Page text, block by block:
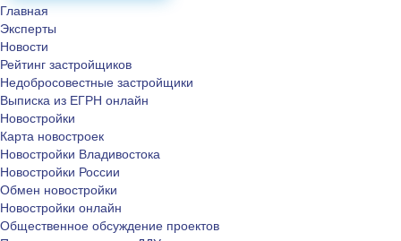
Главная
Эксперты
Новости
Рейтинг застройщиков
Недобросовестные застройщики
Выписка из ЕГРН онлайн
Новостройки
Карта новостроек
Новостройки Владивостока
Новостройки России
Обмен новостройки
Новостройки онлайн
Общественное обсуждение проектов